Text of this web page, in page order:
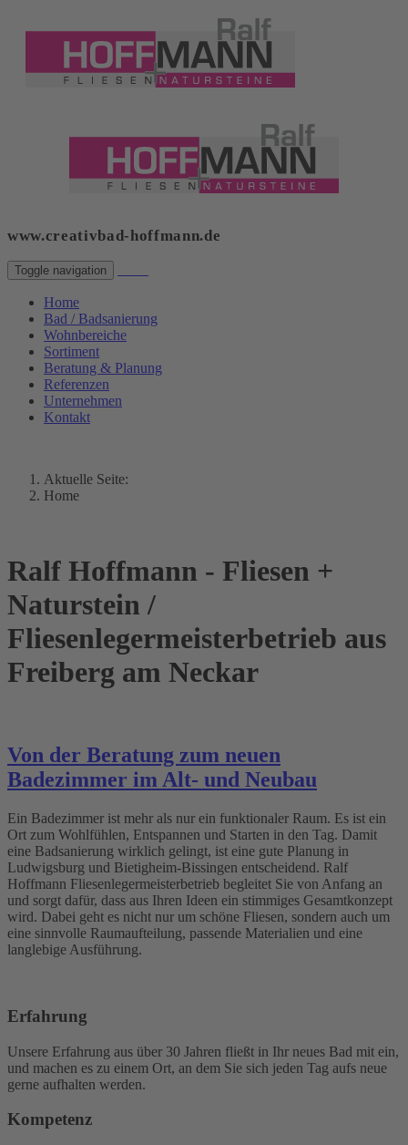
www.creativbad-hoffmann.de
Toggle navigation
Home
Bad / Badsanierung
Wohnbereiche
Sortiment
Beratung & Planung
Referenzen
Unternehmen
Kontakt
Aktuelle Seite:
Home
Ralf Hoffmann - Fliesen +
Naturstein /
Fliesenlegermeisterbetrieb aus
Freiberg am Neckar
Von der Beratung zum neuen
Badezimmer im Alt- und Neubau
Ein Badezimmer ist mehr als nur ein funktionaler Raum. Es ist ein
Ort zum Wohlfühlen, Entspannen und Starten in den Tag. Damit
eine Badsanierung wirklich gelingt, ist eine gute Planung in
Ludwigsburg und Bietigheim-Bissingen entscheidend. Ralf
Hoffmann Fliesenlegermeisterbetrieb begleitet Sie von Anfang an
und sorgt dafür, dass aus Ihren Ideen ein stimmiges Gesamtkonzept
wird. Dabei geht es nicht nur um schöne Fliesen, sondern auch um
eine sinnvolle Raumaufteilung, passende Materialien und eine
langlebige Ausführung.
Erfahrung
Unsere Erfahrung aus über 30 Jahren fließt in Ihr neues Bad mit ein,
und machen es zu einem Ort, an dem Sie sich jeden Tag aufs neue
gerne aufhalten werden.
Kompetenz